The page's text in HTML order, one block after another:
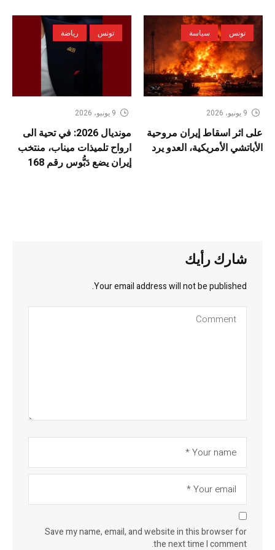
تونس سياسة
9 يونيو، 2026
على اثر اسقاط إيران مروحية
الأباتشي الأمريكية، العدو يرد
تونس رياضة
9 يونيو، 2026
مونديال 2026: في تحية الى
ارواح تلميذات ميناب، منتخب
إيران يضع دَبُّوس رقم 168
شارك رأيك
Your email address will not be published.
Save my name, email, and website in this browser for
the next time I comment.